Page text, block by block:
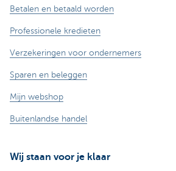
Betalen en betaald worden
Professionele kredieten
Verzekeringen voor ondernemers
Sparen en beleggen
Mijn webshop
Buitenlandse handel
Wij staan voor je klaar